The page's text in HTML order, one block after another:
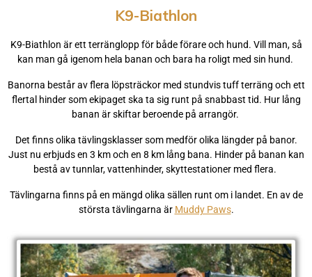
K9-Biathlon
K9-Biathlon är ett terränglopp för både förare och hund. Vill man, så
kan man gå igenom hela banan och bara ha roligt med sin hund.
Banorna består av flera löpsträckor med stundvis tuff terräng och ett
flertal hinder som ekipaget ska ta sig runt på snabbast tid. Hur lång
banan är skiftar beroende på arrangör.
Det finns olika tävlingsklasser som medför olika längder på banor.
Just nu erbjuds en 3 km och en 8 km lång bana. Hinder på banan kan
bestå av tunnlar, vattenhinder, skyttestationer med flera.
Tävlingarna finns på en mängd olika sällen runt om i landet. En av de
största tävlingarna är Muddy Paws.